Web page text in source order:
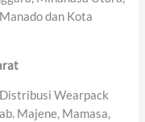
dan Kota
Wearpack
Majene, Mamasa,